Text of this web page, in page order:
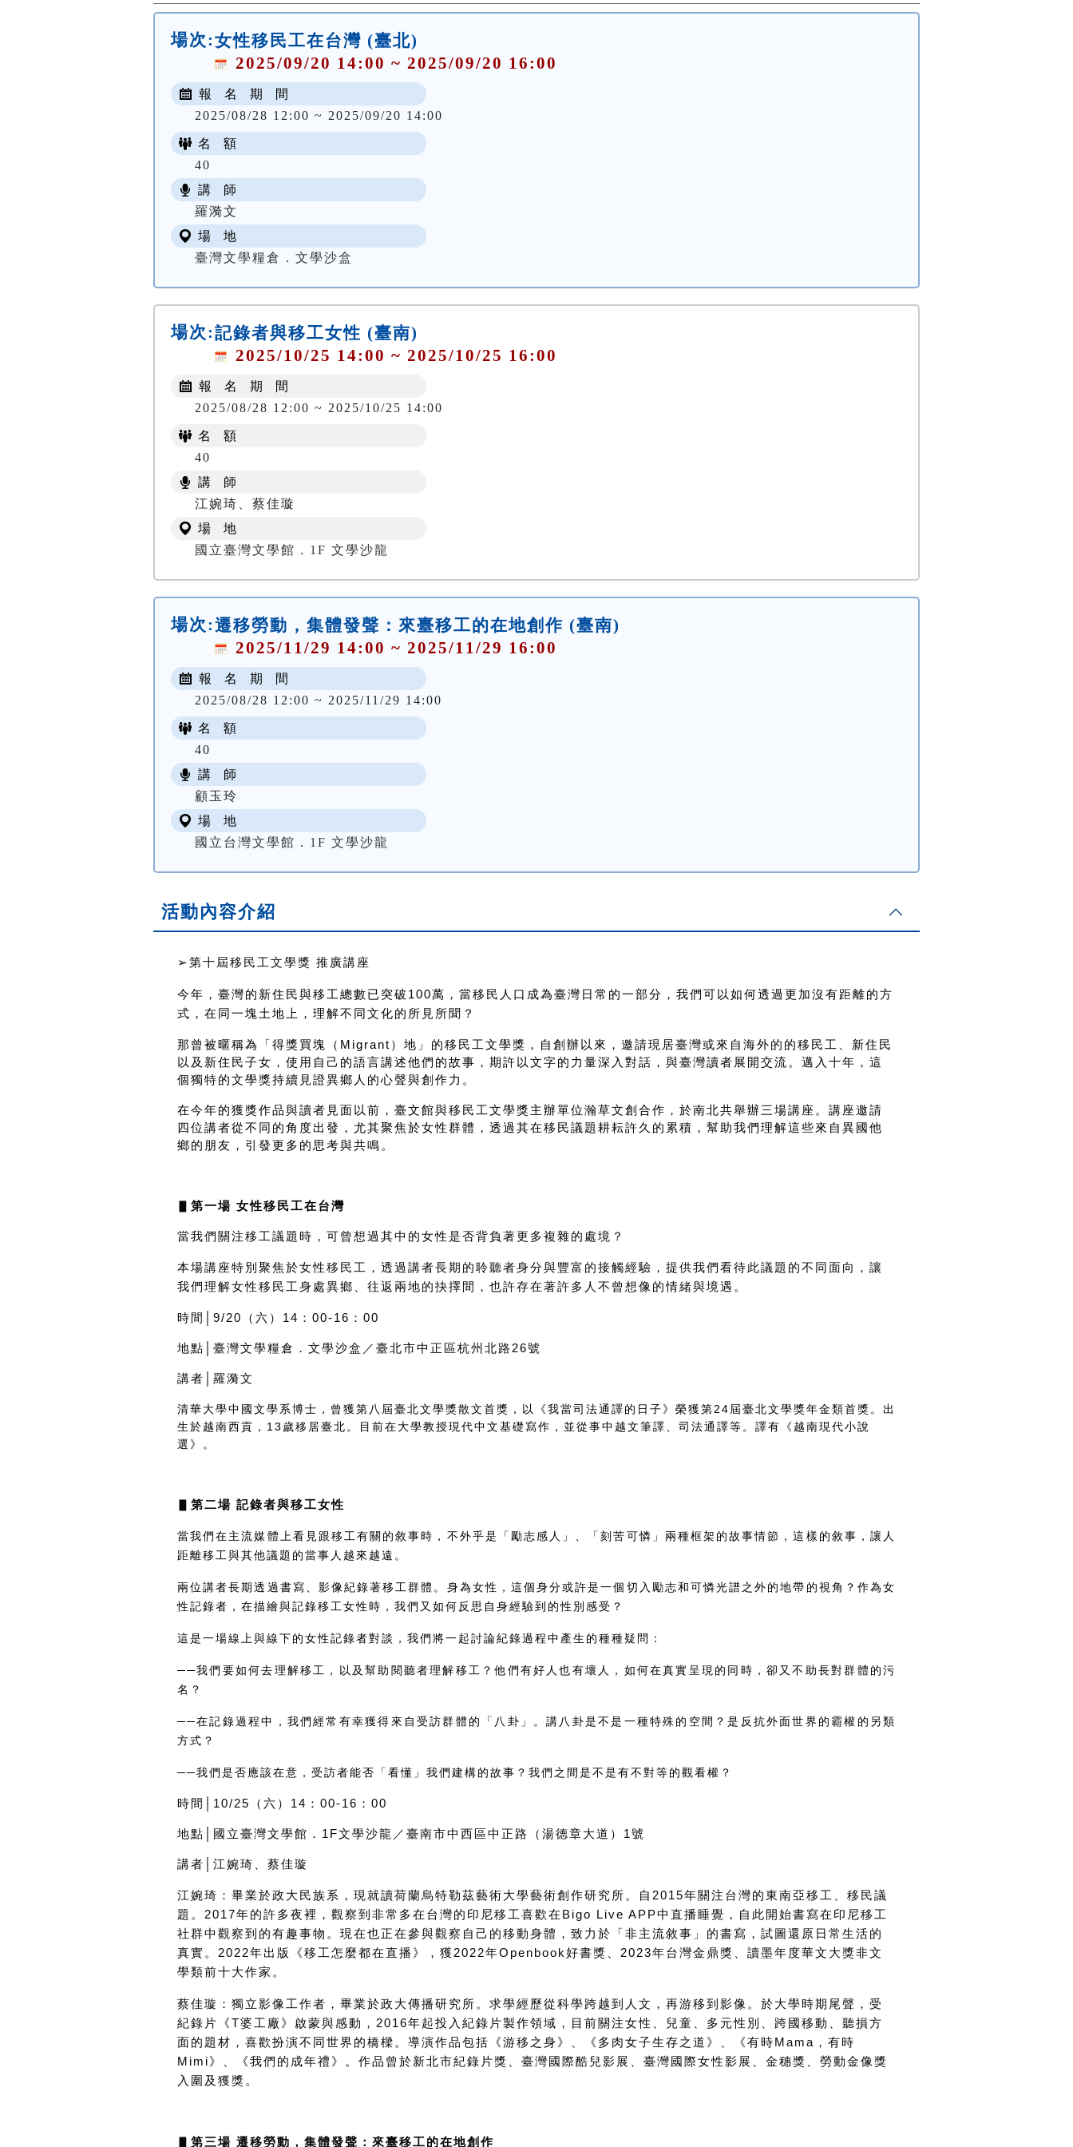
場次:女性移民工在台灣 (臺北)
2025/09/20 14:00 ~ 2025/09/20 16:00
報 名 期 間
2025/08/28 12:00 ~ 2025/09/20 14:00
名 額
40
講 師
羅漪文
場 地
臺灣文學糧倉．文學沙盒
場次:記錄者與移工女性 (臺南)
2025/10/25 14:00 ~ 2025/10/25 16:00
報 名 期 間
2025/08/28 12:00 ~ 2025/10/25 14:00
名 額
40
講 師
江婉琦、蔡佳璇
場 地
國立臺灣文學館．1F 文學沙龍
場次:遷移勞動，集體發聲：來臺移工的在地創作 (臺南)
2025/11/29 14:00 ~ 2025/11/29 16:00
報 名 期 間
2025/08/28 12:00 ~ 2025/11/29 14:00
名 額
40
講 師
顧玉玲
場 地
國立台灣文學館．1F 文學沙龍
活動內容介紹
➢第十屆移民工文學獎 推廣講座
今年，臺灣的新住民與移工總數已突破100萬，當移民人口成為臺灣日常的一部分，我們可以如何透過更加沒有距離的方
式，在同一塊土地上，理解不同文化的所見所聞？
那曾被暱稱為「得獎買塊（Migrant）地」的移民工文學獎，自創辦以來，邀請現居臺灣或來自海外的 的移民工、新住民
以及新住民子女，使用自己的語言講述他們的故事，期許以文字的力量深入對話，與臺灣讀者展開交流。邁入十年，這
個獨特的文學獎持續見證異鄉人的心聲與創作力。
在今年的獲獎作品與讀者見面以前，臺文館與移民工文學獎主辦單位瀚草文創合作，於南北共舉辦三場講座。講座邀請
四位講者從不同的角度出發，尤其聚焦於女性群體，透過其在移民議題耕耘許久的累積，幫助我們理解這些來自異國他
鄉的朋友，引發更多的思考與共鳴。
▋ 第一場 女性移民工在台灣
當我們關注移工議題時，可曾想過其中的女性是否背負著更多複雜的處境？
本場講座特別聚焦於女性移民工，透過講者長期的聆聽者身分與豐富的接觸經驗，提供我們看待此議題的不同面向，讓
我們理解女性移民工身處異鄉、往返兩地的抉擇間，也許存在著許多人不曾想像的情緒與境遇。
時間│9/20（六）14：00-16：00
地點│臺灣文學糧倉．文學沙盒／臺北市中正區杭州北路26號
講者│羅漪文
清華大學中國文學系博士，曾獲第八屆臺北文學獎散文首獎，以《我當司法通譯的日子》榮獲第24 屆臺北文學獎年金類首獎。出
生於越南西貢， 13 歲移居臺北。目前在大學教授現代中文基礎寫作，並從事中越文筆譯、司法通譯等。 譯有《越南現代小說
選》。
▋ 第二場 記錄者與移工女性
當我們在主流媒體上看見跟移工有關的敘事時，不外乎是「勵志感人」、「刻苦可憐」兩種框架的故事情節，這樣的敘事，讓人
距離移工與其他議題的當事人越來越遠。
兩位講者長期透過書寫、影像紀錄著移工群體。身為女性，這個身分或許是一個切入勵志和可憐光譜之外的地帶的視角？作為女
性記錄者，在描繪與記錄移工女性時，我們又如何反思自身經驗到的性別感受？
這是一場線上與線下的女性記錄者對談，我們將一起討論紀錄過程中產生的種種疑問：
──我們要如何去理解移工，以及幫助閱聽者理解移工？他們有好人也有壞人，如何在真實呈現的同時，卻又不助長對群體的污
名？
──在記錄過程中，我們經常有幸獲得來自受訪群體的「八卦」。講八卦是不是一種特殊的空間？是反抗外面世界的霸權的另類
方式？
──我們是否應該在意，受訪者能否「看懂」我們建構的故事？我們之間是不是有不對等的觀看權？
時間│10/25（六）14：00-16：00
地點│國立臺灣文學館．1F文學沙龍／臺南市中西區中正路（湯德章大道）1號
講者│江婉琦、蔡佳璇
江婉琦：畢業於政大民族系，現就讀荷蘭烏特勒茲藝術大學藝術創作研究所。自 2015年關注台灣的東南亞移工、移民議
題。 2017年的許多夜裡，觀察到非常多在台灣的印尼移工喜歡在 Bigo Live APP中直播睡覺，自此開始書寫在印尼移工
社群中觀察到的有趣事物。現在也正在參與觀察自己的移動身體，致力於「非主流敘事」的書寫，試圖還原日常生活的
真實。 2022年出版《移工怎麼都在直播》，獲 2022年Openbook好書獎、 2023年台灣金鼎獎、讀墨年度華文大獎非文
學類前十大作家。
蔡佳璇： 獨立影像工作者，畢業於政大傳播研究所。求學經歷從科學跨越到人文，再游移到影像。於大學時期尾聲，受
紀錄片《T婆工廠》啟蒙與感動， 2016年起投入紀錄片製作領域，目前關注女性、兒童、多元性別、跨國移動、聽損方
面的題材，喜歡扮演不同世界的橋樑。導演作品包括《游移之身》、《多肉女子生存之道》、《有時Mama，有時
Mimi》、《我們的成年禮》。作品曾於新北市紀錄片獎、臺灣國際酷兒影展、臺灣國際女性影展、金穗獎、勞動金像獎
入圍及獲獎。
▋ 第三場 遷移勞動，集體發聲：來臺移工的在地創作